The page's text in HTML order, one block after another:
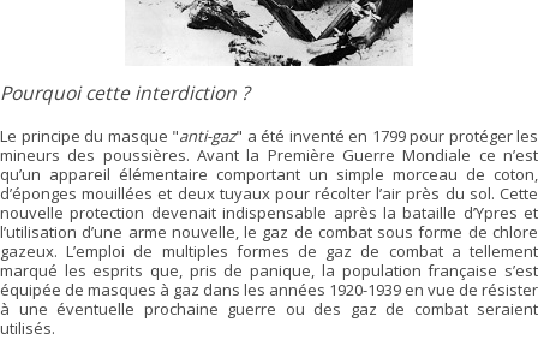
Pourquoi cette interdiction ?
Le principe du masque "anti-gaz" a été inventé en 1799 pour protéger les
mineurs des poussières. Avant la Première Guerre Mondiale ce n’est
qu’un appareil élémentaire comportant un simple morceau de coton,
d’éponges mouillées et deux tuyaux pour récolter l’air près du sol. Cette
nouvelle protection devenait indispensable après la bataille d’Ypres et
l’utilisation d’une arme nouvelle, le gaz de combat sous forme de chlore
gazeux. L’emploi de multiples formes de gaz de combat a tellement
marqué les esprits que, pris de panique, la population française s’est
équipée de masques à gaz dans les années 1920-1939 en vue de résister
à une éventuelle prochaine guerre ou des gaz de combat seraient
utilisés.